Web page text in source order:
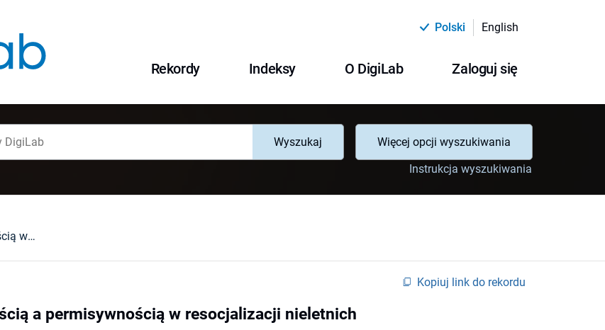
Polski English
Rekordy Indeksy O DigiLab Zaloguj się
Wyszukaj
Więcej opcji wyszukiwania
Instrukcja wyszukiwania
Między punitywnością a permisywnością w resocjalizacji nieletnich
Kopiuj link do rekordu
a permisywnością w resocjalizacji nieletnich